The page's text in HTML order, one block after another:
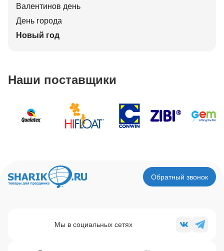
Валентинов день
День города
Новый год
Наши поставщики
Обратный звонок
Мы в социальных сетях